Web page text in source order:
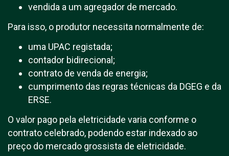
vendida a um agregador de mercado.
Para isso, o produtor necessita normalmente de:
uma UPAC registada;
contador bidirecional;
contrato de venda de energia;
cumprimento das regras técnicas da DGEG e da
ERSE.
O valor pago pela eletricidade varia conforme o
contrato celebrado, podendo estar indexado ao
preço do mercado grossista de eletricidade.